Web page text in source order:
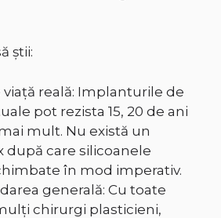
știi:
viață reală: Implanturile de
pot rezista 15, 20 de ani
mult. Nu există un
după care silicoanele
în mod imperativ.
generală: Cu toate
chirurgi plasticieni,